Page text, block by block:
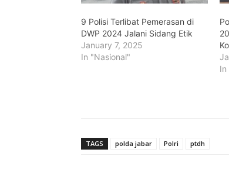
9 Polisi Terlibat Pemerasan di
DWP 2024 Jalani Sidang Etik
January 7, 2025
In "Nasional"
In
TAGS polda jabar Polri ptdh